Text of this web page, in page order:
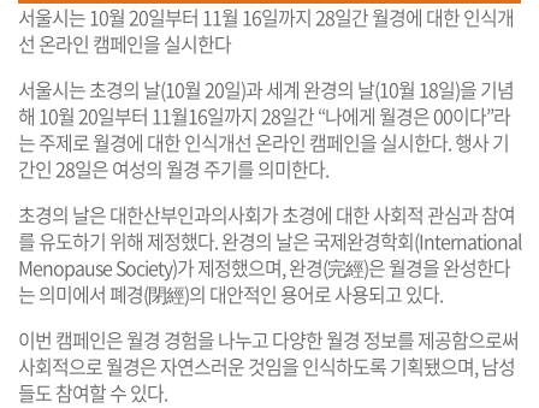
서울시는 10월 20일부터 11월 16일까지 28일간 월경에 대한 인식개
선 온라인 캠페인을 실시한다
서울시는 초경의 날(10월 20일)과 세계 완경의 날(10월 18일)을 기념
해 10월 20일부터 11월16일까지 28일간 “나에게 월경은 00이다”라
는 주제로 월경에 대한 인식개선 온라인 캠페인을 실시한다. 행사 기
간인 28일은 여성의 월경 주기를 의미한다.
초경의 날은 대한산부인과의사회가 초경에 대한 사회적 관심과 참여
를 유도하기 위해 제정했다. 완경의 날은 국제완경학회(International
Menopause Society)가 제정했으며, 완경(完經)은 월경을 완성한다
는 의미에서 폐경(閉經)의 대안적인 용어로 사용되고 있다.
이번 캠페인은 월경 경험을 나누고 다양한 월경 정보를 제공함으로써
사회적으로 월경은 자연스러운 것임을 인식하도록 기획됐으며, 남성
들도 참여할 수 있다.